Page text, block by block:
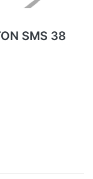
SMS 38